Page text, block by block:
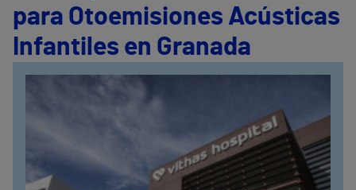
para Otoemisiones Acústicas
Infantiles en Granada